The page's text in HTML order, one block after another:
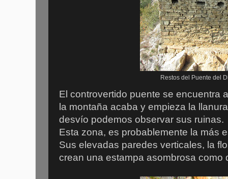
Restos del Puente del
El controvertido puente se encuentra
la montaña acaba y empieza la
desvío podemos observar sus ruinas.
Esta zona, es probablemente la más
Sus elevadas paredes verticales, la
crean una estampa asombrosa como